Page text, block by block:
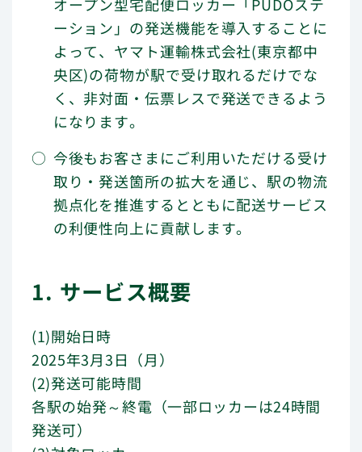
ーション」の発送機能を導入することに
よって、ヤマト運輸株式会社(東京都中
央区)の荷物が駅で受け取れるだけでな
く、非対面・伝票レスで発送できるよう
になります。
今後もお客さまにご利用いただける受け
取り・発送箇所の拡大を通じ、駅の物流
拠点化を推進するとともに配送サービス
の利便性向上に貢献します。
1. サービス概要
(1)開始日時
2025年3月3日（月）
(2)発送可能時間
各駅の始発～終電（一部ロッカーは24時間
発送可）
マルチエキューブを
各地へ展開
会社情報
企業理念
バリュー（行動指針）
会社概要
ニュース
ロッカー設置をご検討のお客さま
よくあるご質問